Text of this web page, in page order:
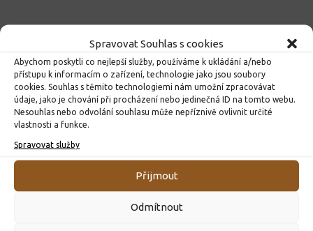
Spravovat Souhlas s cookies
Abychom poskytli co nejlepší služby, používáme k ukládání a/nebo
přístupu k informacím o zařízení, technologie jako jsou soubory
cookies. Souhlas s těmito technologiemi nám umožní zpracovávat
údaje, jako je chování při procházení nebo jedinečná ID na tomto webu.
Nesouhlas nebo odvolání souhlasu může nepříznivě ovlivnit určité
vlastnosti a funkce.
Spravovat služby
Přijmout
Odmítnout
10. 4. 2026